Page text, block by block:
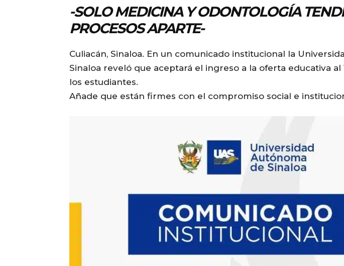
-SOLO MEDICINA Y ODONTOLOGÍA
PROCESOS APARTE-
Culiacán, Sinaloa. En un comunicado institucional la
Sinaloa reveló que aceptará el ingreso a la oferta educativa al
los estudiantes.
Añade que están firmes con el compromiso social e